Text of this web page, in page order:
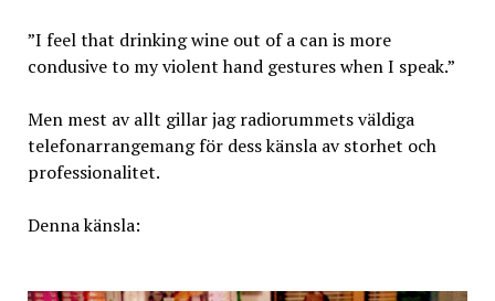
”I feel that drinking wine out of a can is more
condusive to my violent hand gestures when I speak.”
Men mest av allt gillar jag radiorummets väldiga
telefonarrangemang för dess känsla av storhet och
professionalitet.
Denna känsla: